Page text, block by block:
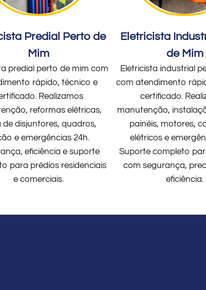
Predial Perto de
Mim
predial perto de mim com
rápido, técnico e
Realizamos
reformas elétricas,
de disjuntores, quadros,
e emergências 24h.
eficiência e suporte
para prédios residenciais
e comerciais.
Eletricista
de Mim
Eletricista industrial
com atendimento
certificado.
manutenção,
painéis, motores,
elétricos e
Suporte completo
com segurança,
eficiência.